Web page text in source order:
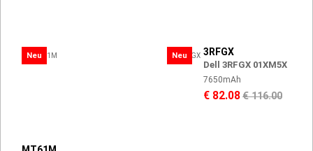
Neu Neu 3RFGX
Dell 3RFGX 01XM5X
7650mAh
€ 82.08€ 116.00